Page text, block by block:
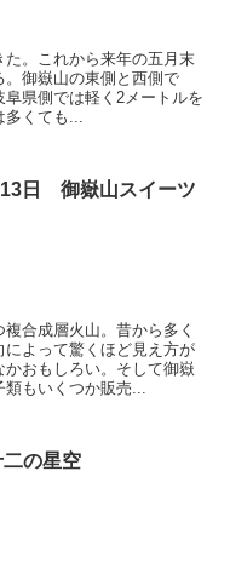
。これから来年の五月末
。御嶽山の東側と西側で
県側では軽く2メートルを
多くても...
日 御嶽山スイーツ
合成層火山。昔から多く
よって驚くほど見え方が
おもしろい。そして御嶽
類もいくつか販売...
の星空